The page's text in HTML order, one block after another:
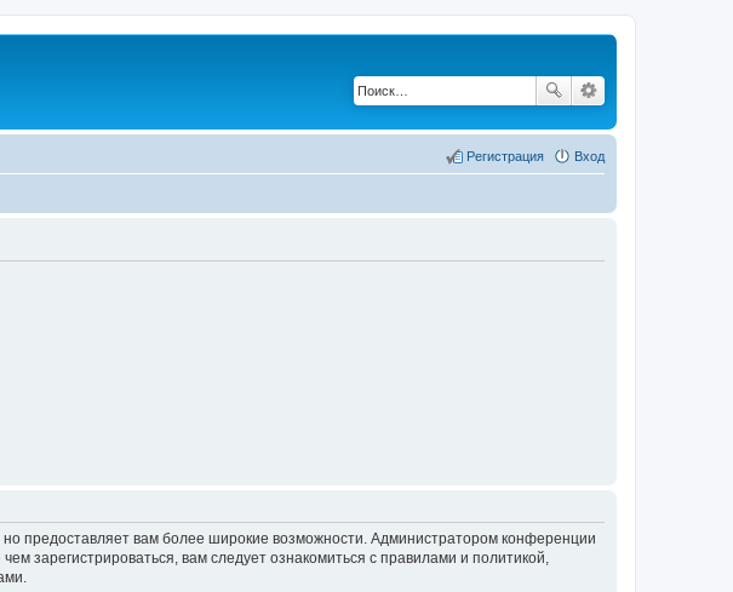
Вход
Регистрация
предоставляет вам более широкие возможности. Администратором конференции
зарегистрироваться, вам следует ознакомиться с правилами и политикой,